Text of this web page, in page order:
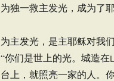
为独一救主发光，成为了
为主发光，是主耶稣对我
“你们是世上的光。城造
台上，就照亮一家的人。